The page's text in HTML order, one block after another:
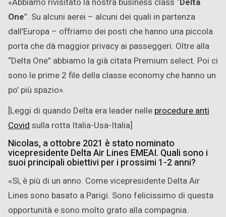
One”. Su alcuni aerei – alcuni dei quali in partenza
dall’Europa – offriamo dei posti che hanno una piccola
porta che dà maggior privacy ai passeggeri. Oltre alla
“Delta One” abbiamo la già citata Premium select. Poi ci
sono le prime 2 file della classe economy che hanno un
po’ più spazio».
[Leggi di quando Delta era leader nelle procedure anti
Covid sulla rotta Italia-Usa-Italia]
Nicolas, a ottobre 2021 è stato nominato
vicepresidente Delta Air Lines EMEAI. Quali sono i
suoi principali obiettivi per i prossimi 1-2 anni?
«Sì, è più di un anno. Come vicepresidente Delta Air
Lines sono basato a Parigi. Sono felicissimo di questa
opportunità e sono molto grato alla compagnia.